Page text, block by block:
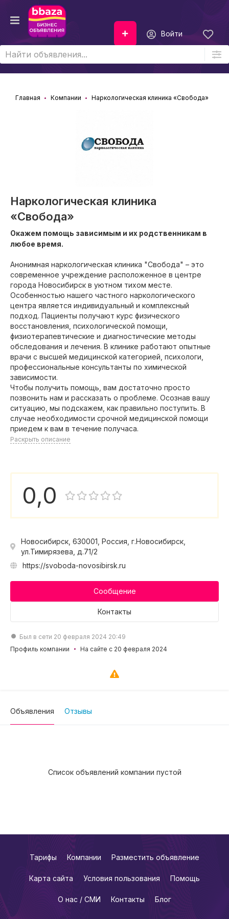
Войти
Главная Компании Наркологическая клиника «Свобода»
Наркологическая клиника
«Свобода»
Окажем помощь зависимым и их родственникам в
любое время.
Анонимная наркологическая клиника "Свобода" – это
современное учреждение расположенное в центре
города Новосибирск в уютном тихом месте.
Особенностью нашего частного наркологического
центра является индивидуальный и комплексный
подход. Пациенты получают курс физического
восстановления, психологической помощи,
физиотерапевтические и диагностические методы
обследования и лечения. В клинике работают опытные
врачи с высшей медицинской категорией, психологи,
профессиональные консультанты по химической
зависимости.
Чтобы получить помощь, вам достаточно просто
позвонить нам и рассказать о проблеме. Осознав вашу
ситуацию, мы подскажем, как правильно поступить. В
случае необходимости срочной медицинской помощи
приедем к вам в течение получаса.
Раскрыть описание
0,0
Новосибирск, 630001, Россия, г.Новосибирск,
ул.Тимирязева, д.71/2
https://svoboda-novosibirsk.ru
Сообщение
Контакты
Был в сети 20 февраля 2024 20:49
Профиль компании
На сайте с 20 февраля 2024
Объявления Отзывы
Список объявлений компании пустой
Тарифы Компании Разместить объявление
Карта сайта Условия пользования Помощь
О нас / СМИ Контакты Блог